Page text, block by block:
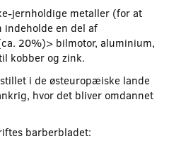
jernholdige metaller (for at
indeholde en del af
20%)> bilmotor, aluminium,
kobber og zink.
i de østeuropæiske lande
hvor det bliver omdannet
barberbladet: